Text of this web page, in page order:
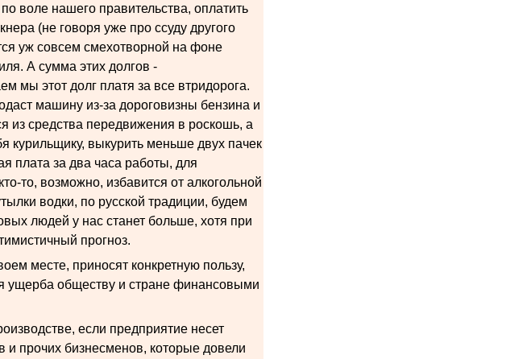
воле нашего правительства, оплатить
(не говоря уже про ссуду другого
уж совсем смехотворной на фоне
А сумма этих долгов -
мы этот долг платя за все втридорога.
машину из-за дороговизны бензина и
средства передвижения в роскошь, а
курильщику, выкурить меньше двух пачек
плата за два часа работы, для
то, возможно, избавится от алкогольной
водки, по русской традиции, будем
людей у нас станет больше, хотя при
прогноз.
месте, приносят конкретную пользу,
ущерба обществу и стране финансовыми
если предприятие несет
и прочих бизнесменов, которые довели